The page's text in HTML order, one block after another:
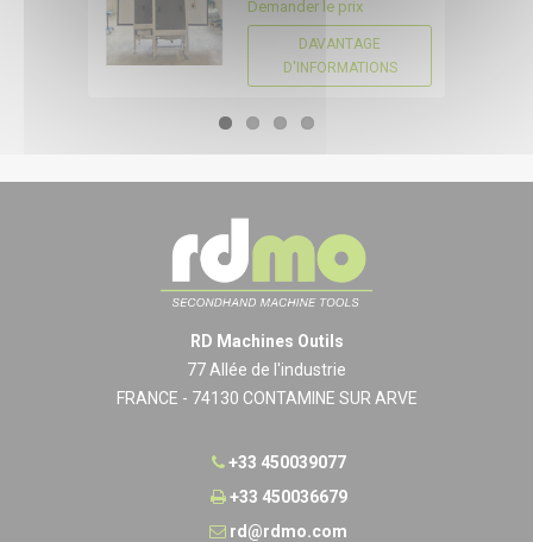
Demander le prix
DAVANTAGE
D'INFORMATIONS
RD Machines Outils
77 Allée de l'industrie
FRANCE - 74130 CONTAMINE SUR ARVE
+33 450039077
+33 450036679
rd@rdmo.com